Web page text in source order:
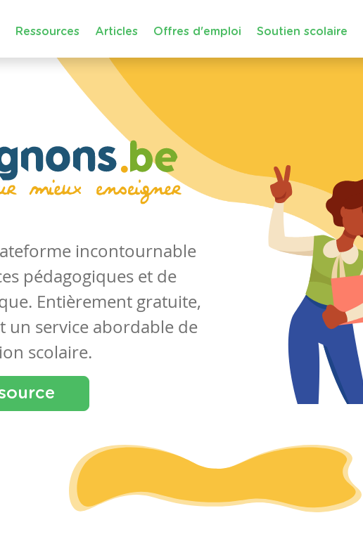
Ressources Articles Offres d'emploi Soutien scolaire
incontournable
pédagogiques et de
Entièrement gratuite,
un service abordable de
scolaire.